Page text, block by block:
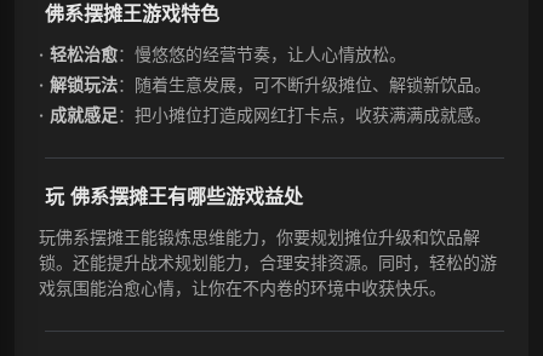
佛系摆摊王游戏特色
轻松治愈：慢悠悠的经营节奏，让人心情放松。
解锁玩法：随着生意发展，可不断升级摊位、解锁新饮品。
成就感足：把小摊位打造成网红打卡点，收获满满成就感。
玩 佛系摆摊王有哪些游戏益处
玩佛系摆摊王能锻炼思维能力，你要规划摊位升级和饮品解
锁。还能提升战术规划能力，合理安排资源。同时，轻松的游
戏氛围能治愈心情，让你在不内卷的环境中收获快乐。